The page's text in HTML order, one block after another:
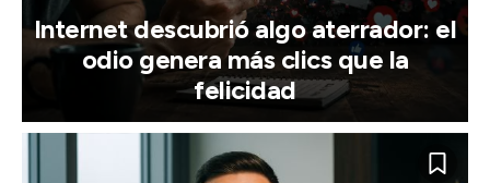
Internet descubrió algo aterrador: el
odio genera más clics que la
felicidad